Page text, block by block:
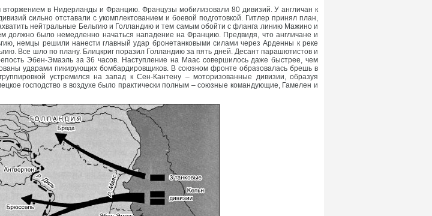
вторжением в Нидерланды и Францию. Французы мобилизовали 80 дивизий. У англичан к
сильно отставали с укомплектованием и боевой подготовкой. Гитлер принял план,
нейтральные Бельгию и Голландию и тем самым обойти с фланга линию Мажино и
было немедленно начаться нападение на Францию. Предвидя, что англичане и
немцы решили нанести главный удар бронетанковыми силами через Арденны к реке
Все шло по плану. Блицкриг поразил Голландию за пять дней. Десант парашютистов и
Эбен-Эмаэль за 36 часов. Наступление на Маас совершилось даже быстрее, чем
ударами пикирующих бомбардировщиков. В союзном фронте образовалась брешь в
устремился на запад к Сен-Кантену – моторизованные дивизии, образуя
господство в воздухе было практически полным – союзные командующие, Гамелен и